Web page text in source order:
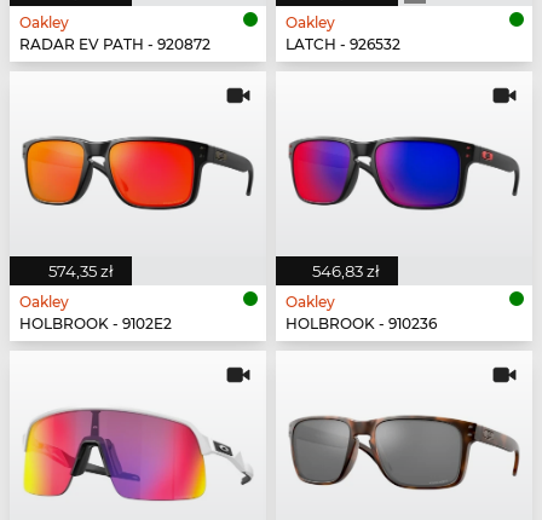
Oakley
RADAR EV PATH - 920872
Oakley
LATCH - 926532
574,35 zł
Oakley
HOLBROOK - 9102E2
546,83 zł
Oakley
HOLBROOK - 910236